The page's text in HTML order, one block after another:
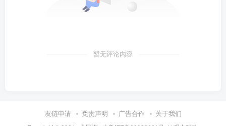
暂无评论内容
友链申请 免责声明 广告合作 关于我们